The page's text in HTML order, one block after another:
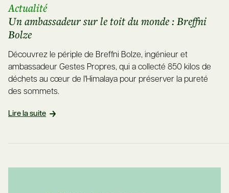
Actualité
Un ambassadeur sur le toit du monde : Breffni
Bolze
Découvrez le périple de Breffni Bolze, ingénieur et
ambassadeur Gestes Propres, qui a collecté 850 kilos de
déchets au cœur de l'Himalaya pour préserver la pureté
des sommets.
Lire la suite